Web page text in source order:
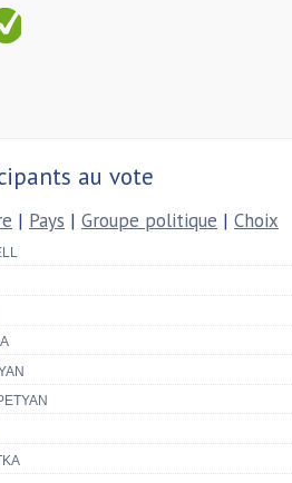
au vote
| Pays | Groupe politique | Choix